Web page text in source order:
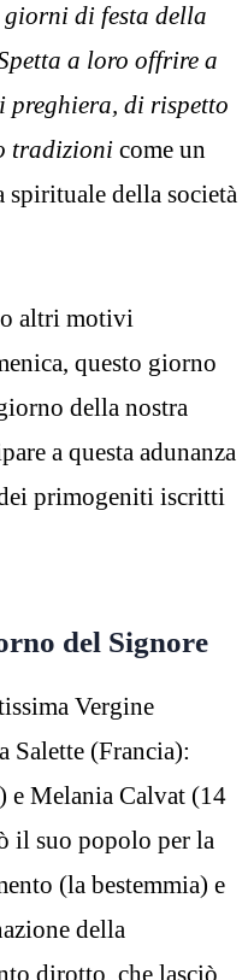
giorni di festa della
a loro offrire a
preghiera, di rispetto
tradizioni come un
della società
o altri motivi
questo giorno
della nostra
a questa adunanza
dei primogeniti iscritti
del Signore
Vergine
Salette (Francia):
e Melania Calvat (14
il suo popolo per la
(la bestemmia) e
della
dirotto, che lasciò